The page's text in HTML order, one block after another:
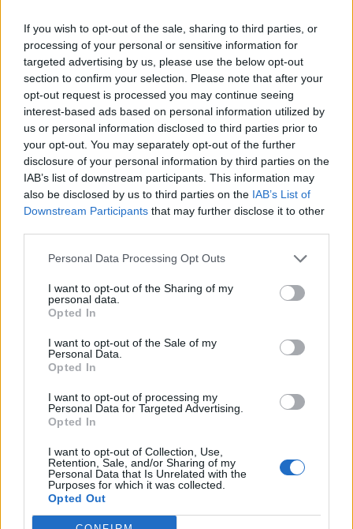
If you wish to opt-out of the sale, sharing to third parties, or
processing of your personal or sensitive information for
targeted advertising by us, please use the below opt-out
section to confirm your selection. Please note that after your
opt-out request is processed you may continue seeing
interest-based ads based on personal information utilized by
us or personal information disclosed to third parties prior to
your opt-out. You may separately opt-out of the further
disclosure of your personal information by third parties on the
IAB’s list of downstream participants. This information may
also be disclosed by us to third parties on the IAB’s List of
Downstream Participants that may further disclose it to other
Personal Data Processing Opt Outs
I want to opt-out of the Sharing of my
personal data.
Opted In
I want to opt-out of the Sale of my
Personal Data.
Opted In
I want to opt-out of processing my
Personal Data for Targeted Advertising.
Opted In
I want to opt-out of Collection, Use,
Retention, Sale, and/or Sharing of my
Personal Data that Is Unrelated with the
Purposes for which it was collected.
Opted Out
Απίστευτο περιστατικό σε αγώνα μπέιζμπολ: Μπαστούνι
παίκτη εκτοξεύτηκε στις κερκίδες και τραυμάτισε θεατή
- Δείτε βίντεο
21:30
Γκουτέρες: Άμεσος τερματισμός των επιθέσεων κατά
αμάχων σε Ουκρανία και Ρωσία
Αδιάκοπες οι ροές μεταναστών στην Κρήτη: Νέα
«καραβιά» στον Τσούτσουρα - Ανάμεσά τους γυναίκες
και μικρά παιδιά
Μουσική λαϊκή βραδιά στο Πάρκο Κνωσού την
Παρασκευή 7 Αυγούστου
Τραγωδία στην Εύβοια: Νεκρός 37χρονος μετά από
ΚΡΗΤΗ 23:19
37χρονος μετά από τροχαίο με